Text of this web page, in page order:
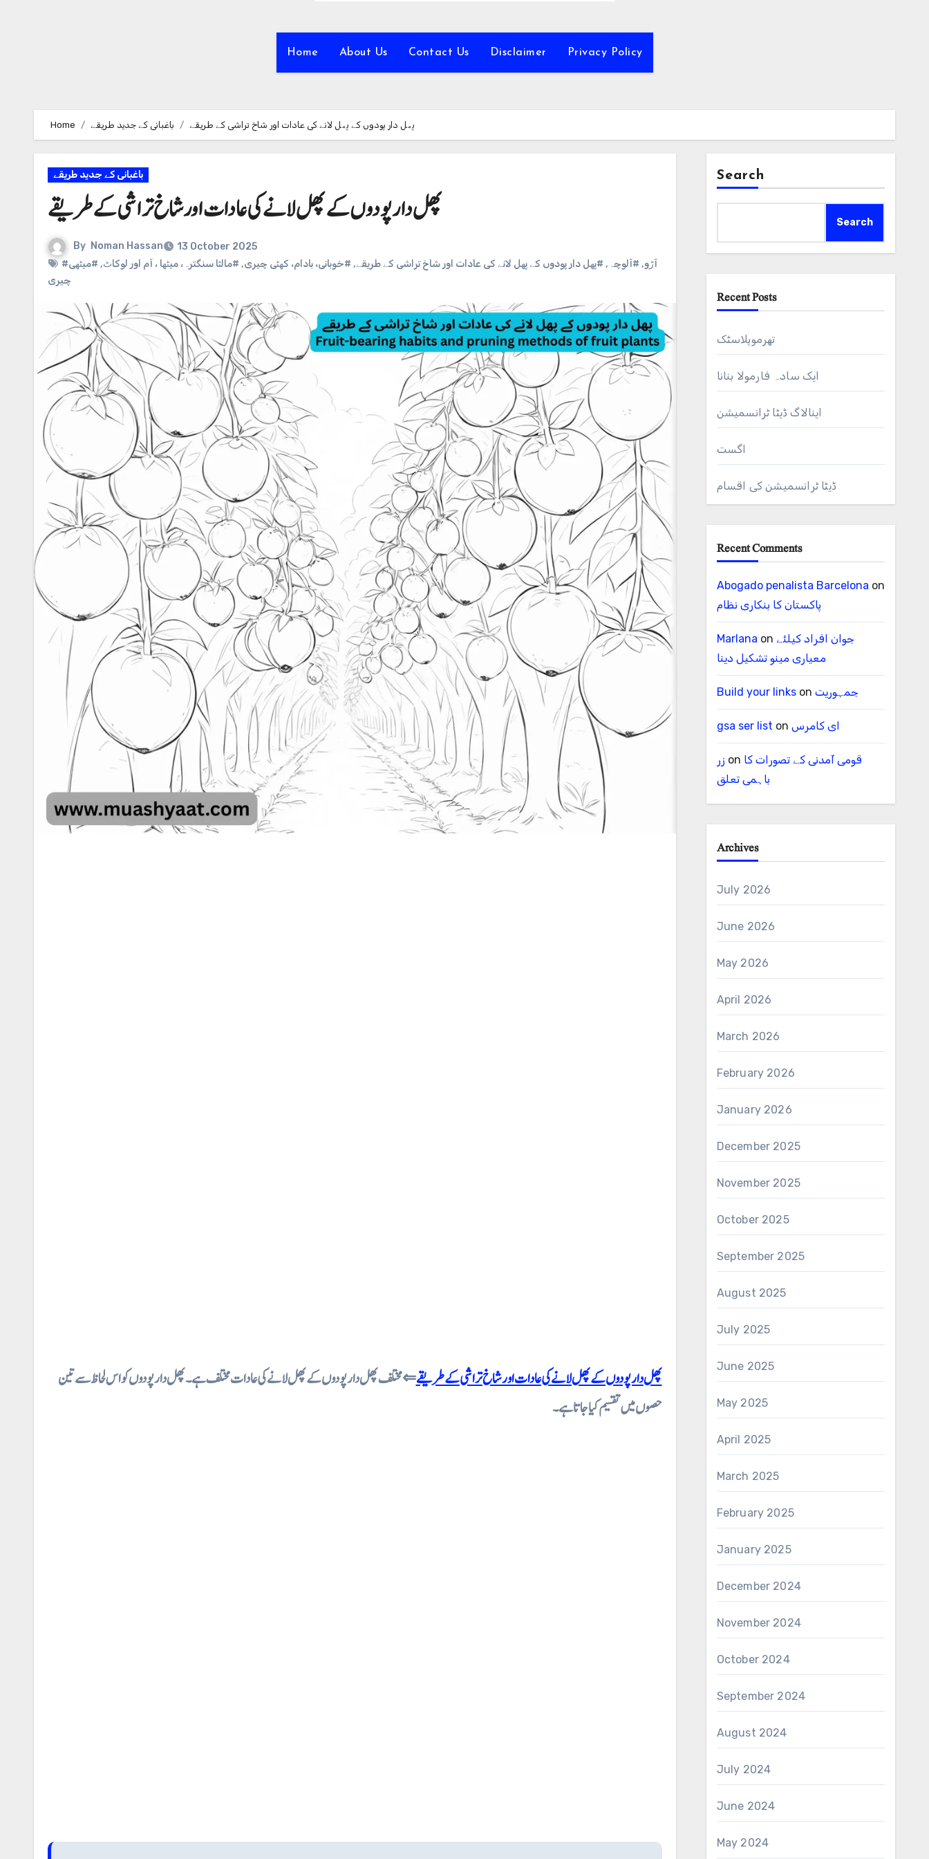
Home About Us Contact Us Disclaimer Privacy Policy
Home باغبانی کے جدید طریقے پھل دار پودوں کے پھل لانے کی عادات اور شاخ تراشی کے طریقے
باغبانی کے جدید طریقے
پھل دار پودوں کے پھل لانے کی عادات اور شاخ تراشی کے طریقے
By Noman Hassan
13 October 2025
#آڑو, #آلوچہ , #پھل دار پودوں کے پھل لانے کی عادات اور شاخ تراشی کے طریقے, #خوبانی، بادام، کھٹی چیری, #مالٹا سنگترہ، میٹھا ، آم اور لوکاٹ, #میٹھی
چیری
پھل دار پودوں کے پھل لانے کی عادات اور شاخ تراشی کے طریقے⇐ مختلف پھل دار پودوں کے پھل لانے کی عادات مختلف ہے ۔ پھل دار پودوں کو اس لحاظ سے تین
حصوں میں تقسیم کیا جاتا ہے۔
Search
Search
Recent Posts
تھرموپلاسٹک
ایک سادہ فارمولا بنانا
اینالاگ ڈیٹا ٹرانسمیشن
اگست
ڈیٹا ٹرانسمیشن کی اقسام
Recent Comments
Abogado penalista Barcelona on
پاکستان کا بنکاری نظام
Marlana on جوان افراد کیلئے
معیاری مینو تشکیل دینا
Build your linkson جمہوریت
gsa ser list on ای کامرس
زر on قومی آمدنی کے تصورات کا
باہمی تعلق
Archives
July 2026
June 2026
May 2026
April 2026
March 2026
February 2026
January 2026
December 2025
November 2025
October 2025
September 2025
August 2025
July 2025
June 2025
May 2025
April 2025
March 2025
February 2025
January 2025
December 2024
November 2024
October 2024
September 2024
August 2024
July 2024
June 2024
May 2024